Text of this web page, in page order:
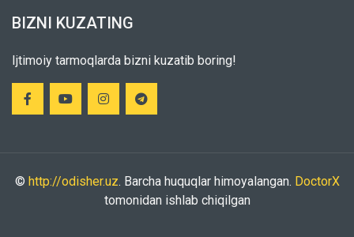
BIZNI KUZATING
Ijtimoiy tarmoqlarda bizni kuzatib boring!
© http://odisher.uz. Barcha huquqlar himoyalangan. DoctorX
tomonidan ishlab chiqilgan